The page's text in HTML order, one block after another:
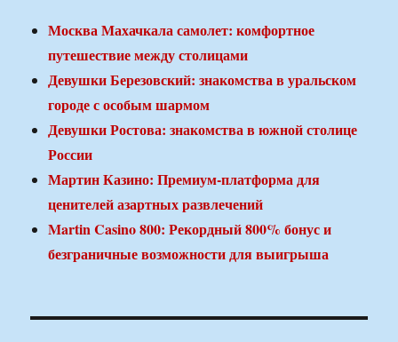
Москва Махачкала самолет: комфортное
путешествие между столицами
Девушки Березовский: знакомства в уральском
городе с особым шармом
Девушки Ростова: знакомства в южной столице
России
Мартин Казино: Премиум-платформа для
ценителей азартных развлечений
Martin Casino 800: Рекордный 800% бонус и
безграничные возможности для выигрыша